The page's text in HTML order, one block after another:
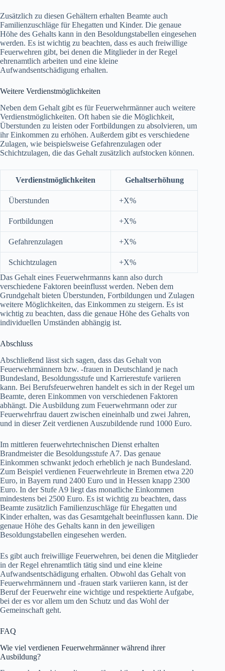
Zusätzlich zu diesen Gehältern erhalten Beamte auch
Familienzuschläge für Ehegatten und Kinder. Die genaue
Höhe des Gehalts kann in den Besoldungstabellen eingesehen
werden. Es ist wichtig zu beachten, dass es auch freiwillige
Feuerwehren gibt, bei denen die Mitglieder in der Regel
ehrenamtlich arbeiten und eine kleine
Aufwandsentschädigung erhalten.
Weitere Verdienstmöglichkeiten
Neben dem Gehalt gibt es für Feuerwehrmänner auch weitere
Verdienstmöglichkeiten. Oft haben sie die Möglichkeit,
Überstunden zu leisten oder Fortbildungen zu absolvieren, um
ihr Einkommen zu erhöhen. Außerdem gibt es verschiedene
Zulagen, wie beispielsweise Gefahrenzulagen oder
Schichtzulagen, die das Gehalt zusätzlich aufstocken können.
Verdienstmöglichkeiten Gehaltserhöhung
Überstunden +X%
Fortbildungen +X%
Gefahrenzulagen +X%
Schichtzulagen
+X%
Das Gehalt eines Feuerwehrmanns kann also durch
verschiedene Faktoren beeinflusst werden. Neben dem
Grundgehalt bieten Überstunden, Fortbildungen und Zulagen
weitere Möglichkeiten, das Einkommen zu steigern. Es ist
wichtig zu beachten, dass die genaue Höhe des Gehalts von
individuellen Umständen abhängig ist.
Abschluss
Abschließend lässt sich sagen, dass das Gehalt von
Feuerwehrmännern bzw. -frauen in Deutschland je nach
Bundesland, Besoldungsstufe und Karrierestufe variieren
kann. Bei Berufsfeuerwehren handelt es sich in der Regel um
Beamte, deren Einkommen von verschiedenen Faktoren
abhängt. Die Ausbildung zum Feuerwehrmann oder zur
Feuerwehrfrau dauert zwischen eineinhalb und zwei Jahren,
und in dieser Zeit verdienen Auszubildende rund 1000 Euro.
Im mittleren feuerwehrtechnischen Dienst erhalten
Brandmeister die Besoldungsstufe A7. Das genaue
Einkommen schwankt jedoch erheblich je nach Bundesland.
Zum Beispiel verdienen Feuerwehrleute in Bremen etwa 220
Euro, in Bayern rund 2400 Euro und in Hessen knapp 2300
Euro. In der Stufe A9 liegt das monatliche Einkommen
mindestens bei 2500 Euro. Es ist wichtig zu beachten, dass
Beamte zusätzlich Familienzuschläge für Ehegatten und
Kinder erhalten, was das Gesamtgehalt beeinflussen kann. Die
genaue Höhe des Gehalts kann in den jeweiligen
Besoldungstabellen eingesehen werden.
Es gibt auch freiwillige Feuerwehren, bei denen die Mitglieder
in der Regel ehrenamtlich tätig sind und eine kleine
Aufwandsentschädigung erhalten. Obwohl das Gehalt von
Feuerwehrmännern und -frauen stark variieren kann, ist der
Beruf der Feuerwehr eine wichtige und respektierte Aufgabe,
bei der es vor allem um den Schutz und das Wohl der
Gemeinschaft geht.
FAQ
Wie viel verdienen Feuerwehrmänner während ihrer
Ausbildung?